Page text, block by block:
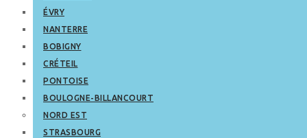
ÉVRY
NANTERRE
BOBIGNY
CRÉTEIL
PONTOISE
BOULOGNE-BILLANCOURT
NORD EST
STRASBOURG